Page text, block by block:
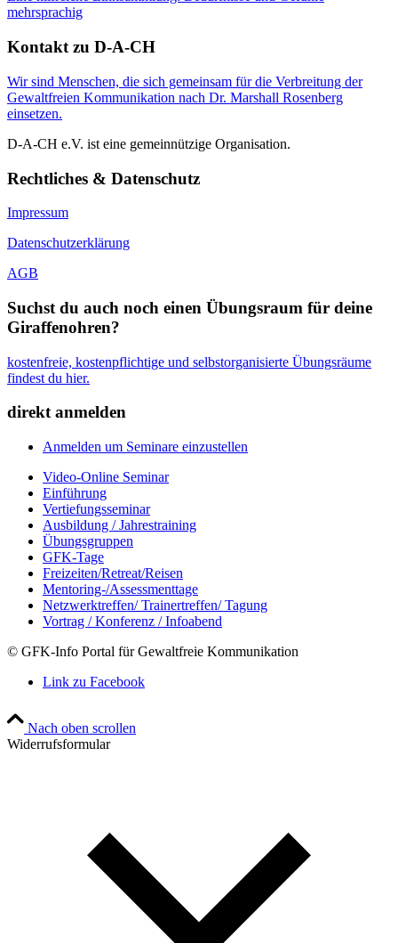
mehrsprachig
Kontakt zu D-A-CH
Wir sind Menschen, die sich gemeinsam für die Verbreitung der
Gewaltfreien Kommunikation nach Dr. Marshall Rosenberg
einsetzen.
D-A-CH e.V. ist eine gemeinnützige Organisation.
Rechtliches & Datenschutz
Impressum
Datenschutzerklärung
AGB
Suchst du auch noch einen Übungsraum für deine
Giraffenohren?
kostenfreie, kostenpflichtige und selbstorganisierte Übungsräume
findest du hier.
direkt anmelden
Anmelden um Seminare einzustellen
Video-Online Seminar
Einführung
Vertiefungsseminar
Ausbildung / Jahrestraining
Übungsgruppen
GFK-Tage
Freizeiten/Retreat/Reisen
Mentoring-/Assessmenttage
Netzwerktreffen/ Trainertreffen/ Tagung
Vortrag / Konferenz / Infoabend
© GFK-Info Portal für Gewaltfreie Kommunikation
Link zu Facebook
Nach oben scrollen
Widerrufsformular